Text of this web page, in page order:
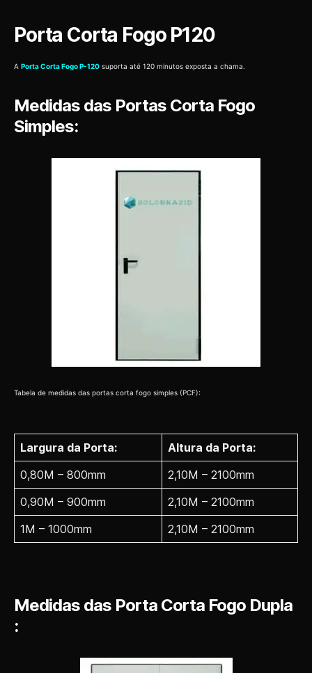
Porta Corta Fogo P120
A Porta Corta Fogo P-120 suporta até 120 minutos exposta a chama.
Medidas das Portas Corta Fogo
Simples:
Tabela de medidas das portas corta fogo simples (PCF):
Largura da Porta:
Altura da Porta:
0,80M – 800mm
2,10M – 2100mm
0,90M – 900mm
2,10M – 2100mm
1M – 1000mm
2,10M – 2100mm
Medidas das Porta Corta Fogo Dupla
: